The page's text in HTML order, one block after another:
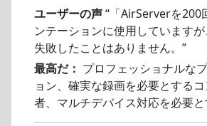
ユーザーの声“「AirServerを200
ンテーションに使用しています
失敗したことはありません。”
最高だ： プロフェッショナルな
ョン、確実な録画を必要とする
者、マルチデバイス対応を必要